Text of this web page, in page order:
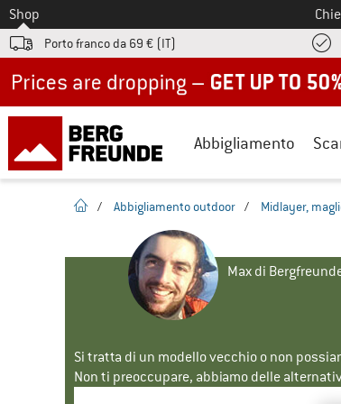
Allo
Shop
Porto franco da 69 € (IT)
Abbigliamento
pagina iniziale
/ Abbigliamento outdoor / Midlayer,
Max di
Si tratta di un modello vecchio o non
Non ti preoccupare, abbiamo delle